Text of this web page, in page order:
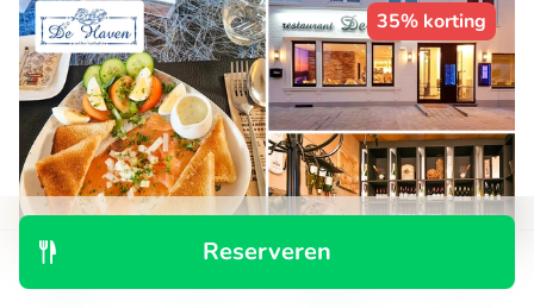
Reserveren
35% korting